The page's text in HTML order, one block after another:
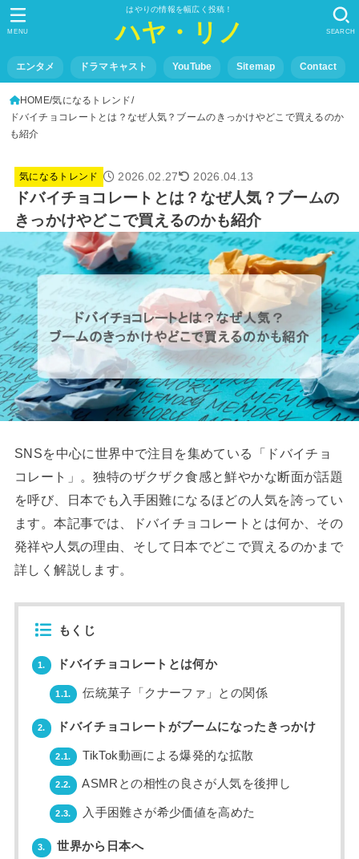
はやりの情報を幅広く投稿！
ハヤ・リノ
エンタメ ドラマキャスト YouTube Sitemap Contact
SEARCH
MENU
HOME 気になるトレンド
ドバイチョコレートとは？なぜ人気？ブームのきっかけやどこで買えるのか
も紹介
気になるトレンド 2026.02.27 2026.04.13
ドバイチョコレートとは？なぜ人気？ブームの
きっかけやどこで買えるのかも紹介
SNSを中心に世界中で注目を集めている「ドバイチョ
コレート」。独特のザクザク食感と鮮やかな断面が話題
を呼び、日本でも入手困難になるほどの人気を誇ってい
ます。本記事では、ドバイチョコレートとは何か、その
発祥や人気の理由、そして日本でどこで買えるのかまで
詳しく解説します。
もくじ
1. ドバイチョコレートとは何か
1.1. 伝統菓子「クナーファ」との関係
2. ドバイチョコレートがブームになったきっかけ
2.1. TikTok動画による爆発的な拡散
2.2. ASMRとの相性の良さが人気を後押し
2.3. 入手困難さが希少価値を高めた
3. 世界から日本へ